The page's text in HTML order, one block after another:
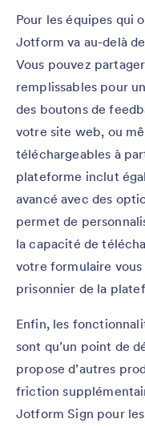
Pour les équipes qui
Jotform va au-delà
Vous pouvez
remplissables pour
des boutons de
votre site web, ou
téléchargeables à
plateforme inclut
avancé avec des
permet de
la capacité de
votre formulaire
prisonnier de la
Enfin, les
sont qu’un point de
propose d’autres
friction
Jotform Sign pour